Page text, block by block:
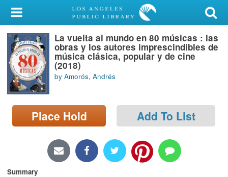
My Account
Library Card
Sign In
Search
Locations/Hours (external
page)
La vuelta al mundo en 80 músicas : las
obras y los autores imprescindibles de
música clásica, popular y de cine
(2018)
by Amorós, Andrés
Place Hold Add To List
Summary